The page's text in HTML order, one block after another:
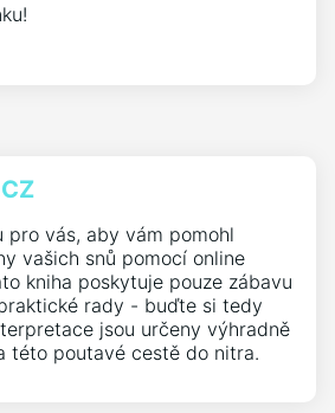
pro vás, aby vám pomohl
vašich snů pomocí online
kniha poskytuje pouze zábavu
rady - buďte si tedy
jsou určeny výhradně
této poutavé cestě do nitra.